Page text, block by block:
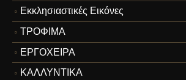
Εκκλησιαστικές Εικόνες
ΤΡΟΦΙΜΑ
ΕΡΓΟΧΕΙΡΑ
ΚΑΛΛΥΝΤΙΚΑ